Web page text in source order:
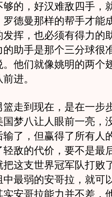
的，好汉难敌四手，
德曼那样的帮手才能
挥，也必须有得力的
助手是那个三分球很
他们就像姚明的两个
进。
到现在，是在一步
梦八让人眼前一亮，
了，但赢得了所有人
敌的代价，要不是最
这支世界冠军队打败
最弱的安哥拉，就可
安哥拉能力并不差，